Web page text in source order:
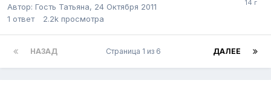
Автор: Гость Татьяна, 24 Октября 2011
1 ответ 2.2k просмотра
НАЗАД ДАЛЕЕ
Страница 1 из 6